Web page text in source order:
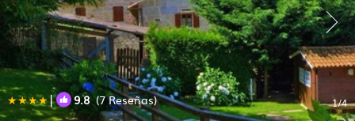
| 9.8(7 Reseñas) 1/4